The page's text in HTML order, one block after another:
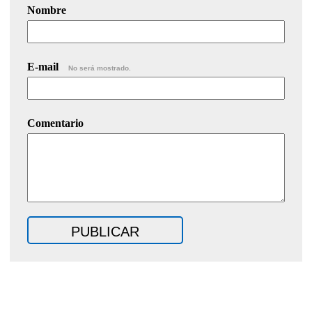
Nombre
E-mail No será mostrado.
Comentario